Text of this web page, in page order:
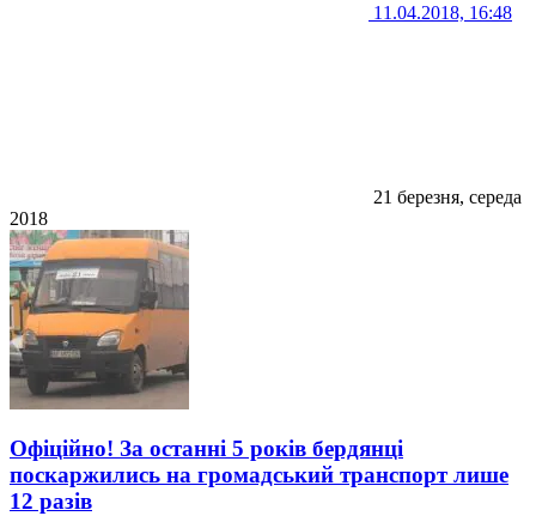
11.04.2018, 16:48
21 березня, середа
2018
Офіційно! За останні 5 років бердянці
поскаржились на громадський транспорт лише
12 разів